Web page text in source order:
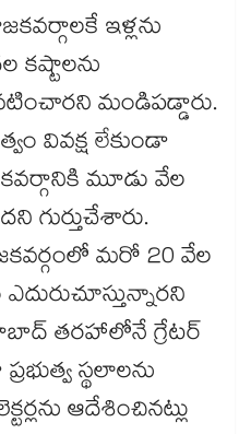
ఇళ్లను
కష్టాలను
మండిపడ్డారు.
వివక్ష లేకుండా
మూడు వేల
గుర్తుచేశారు.
మరో 20 వేల
తరహాలోనే గ్రేటర్
స్థలాలను
ఆదేశించినట్లు